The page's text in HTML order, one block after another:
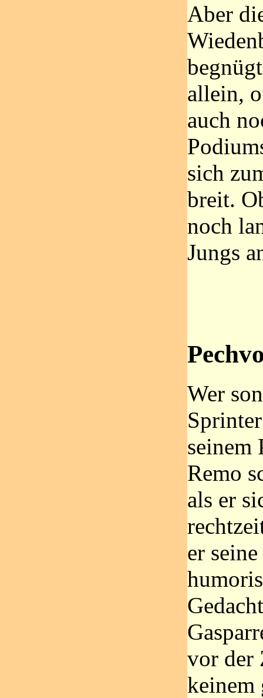
Aber
allein,
auch
sich
breit.
noch
Jungs
Wer
seinem
Remo
als er
er
vor der
keinem